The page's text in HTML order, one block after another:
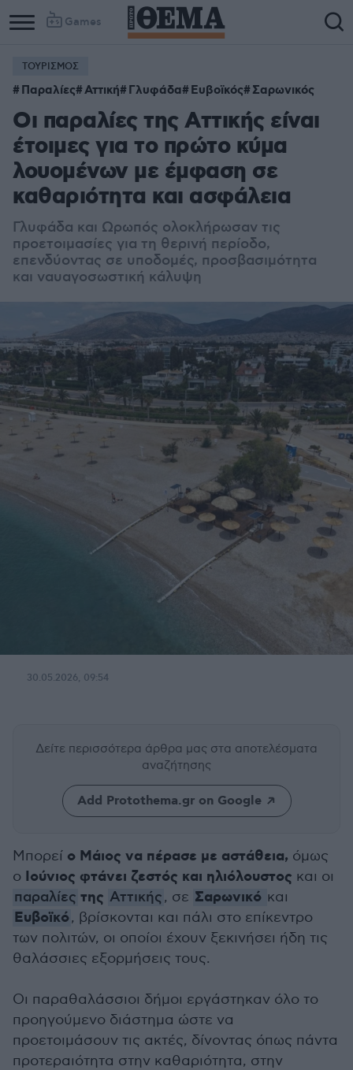
Games
ΤΟΥΡΙΣΜΟΣ
Παραλίες Αττική Γλυφάδα Ευβοϊκός Σαρωνικός
Οι παραλίες της Αττικής είναι
έτοιμες για το πρώτο κύμα
λουομένων με έμφαση σε
καθαριότητα και ασφάλεια
Γλυφάδα και Ωρωπός ολοκλήρωσαν τις
προετοιμασίες για τη θερινή περίοδο,
επενδύοντας σε υποδομές, προσβασιμότητα
και ναυαγοσωστική κάλυψη
30.05.2026, 09:54
Δείτε περισσότερα άρθρα μας στα αποτελέσματα
αναζήτησης
Add Protothema.gr on Google
Μπορεί ο Μάιος να πέρασε με αστάθεια, όμως
ο Ιούνιος φτάνει ζεστός και ηλιόλουστος και οι
παραλίες της Αττικής, σε Σαρωνικό και
Ευβοϊκό, βρίσκονται και πάλι στο επίκεντρο
των πολιτών, οι οποίοι έχουν ξεκινήσει ήδη τις
θαλάσσιες εξορμήσεις τους.
Οι παραθαλάσσιοι δήμοι εργάστηκαν όλο το
προηγούμενο διάστημα ώστε να
προετοιμάσουν τις ακτές, δίνοντας όπως πάντα
προτεραιότητα στην καθαριότητα, στην